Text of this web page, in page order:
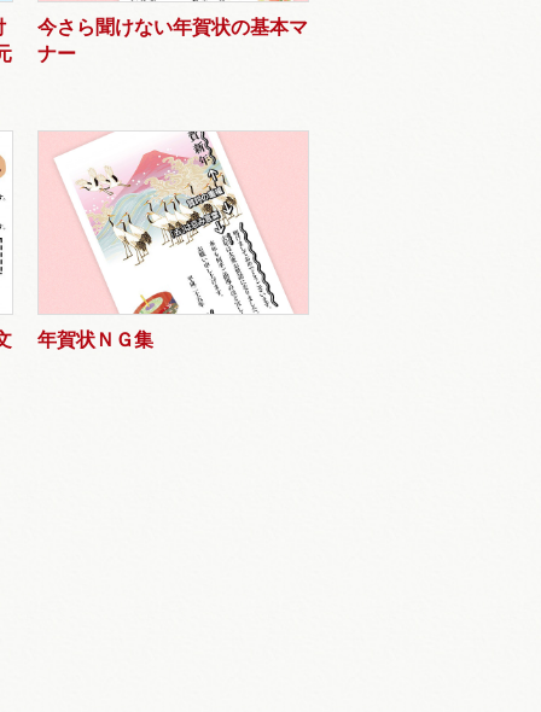
今さら聞けない年賀状の基本マ
ナー
年賀状ＮＧ集